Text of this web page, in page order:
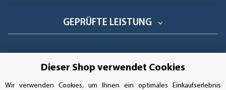
GEPRÜFTE LEISTUNG
AUFKLEBERDEALER STORE
Dieser Shop verwendet Cookies
Wir verwenden Cookies, um Ihnen ein optimales Einkaufserlebnis